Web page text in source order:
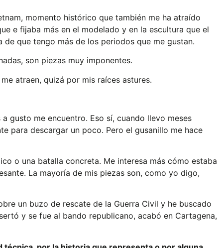
momento histórico que también me ha atraído
e fijaba más en el modelado y en la escultura que el
que tengo más de los periodos que me gustan.
son piezas muy imponentes.
atraen, quizá por mis raíces astures.
gusto me encuentro. Eso sí, cuando llevo meses
para descargar un poco. Pero el gusanillo me hace
o una batalla concreta. Me interesa más cómo estaba
La mayoría de mis piezas son, como yo digo,
un buzo de rescate de la Guerra Civil y he buscado
y se fue al bando republicano, acabó en Cartagena,